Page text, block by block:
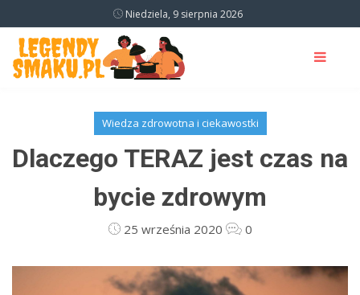
Niedziela, 9 sierpnia 2026
Wiedza zdrowotna i ciekawostki
Dlaczego TERAZ jest czas na
bycie zdrowym
25 września 2020 0